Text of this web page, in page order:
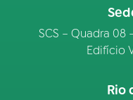
SCS – Quadra 08
Edifício
Rio